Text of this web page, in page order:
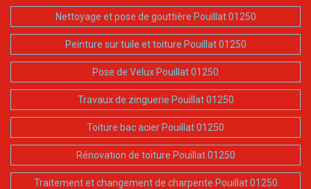
Nettoyage et pose de gouttière Pouillat 01250
Peinture sur tuile et toiture Pouillat 01250
Pose de Velux Pouillat 01250
Travaux de zinguerie Pouillat 01250
Toiture bac acier Pouillat 01250
Rénovation de toiture Pouillat 01250
Traitement et changement de charpente Pouillat 01250